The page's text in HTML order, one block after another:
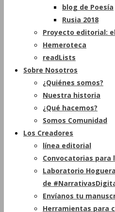
blog de Poesía
Rusia 2018
Proyecto editorial:
Hemeroteca
readLists
Sobre Nosotros
¿Quiénes somos?
Nuestra historia
¿Qué hacemos?
Somos Comunidad
Los Creadores
línea editorial
Convocatorias para
Laboratorio
de
Envíanos tu
Herramientas para